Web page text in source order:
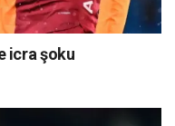
icra şoku